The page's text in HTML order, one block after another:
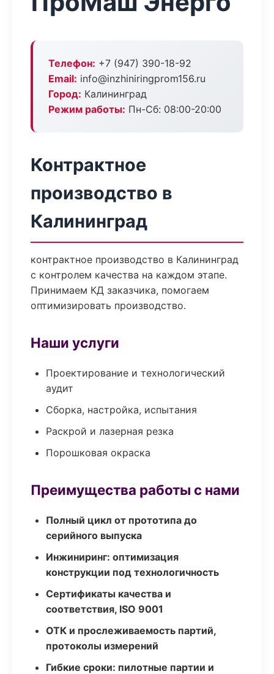
Телефон: +7 (947) 390-18-92
Email: info@inzhiniringprom156.ru
Город: Калининград
Режим работы: Пн-Сб: 08:00-20:00
Контрактное
производство в
Калининград
контрактное производство в Калининград
с контролем качества на каждом этапе.
Принимаем КД заказчика, помогаем
оптимизировать производство.
Наши услуги
Проектирование и технологический
аудит
Сборка, настройка, испытания
Раскрой и лазерная резка
Порошковая окраска
Преимущества работы с нами
Полный цикл от прототипа до
серийного выпуска
Инжиниринг: оптимизация
конструкции под технологичность
Сертификаты качества и
соответствия, ISO 9001
ОТК и прослеживаемость партий,
протоколы измерений
Гибкие сроки: пилотные партии и